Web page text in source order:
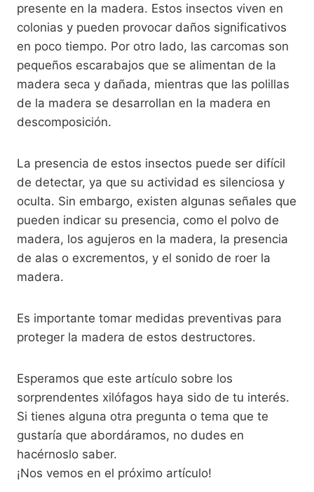
presente en la madera. Estos insectos viven en
colonias y pueden provocar daños significativos
en poco tiempo. Por otro lado, las carcomas son
pequeños escarabajos que se alimentan de la
madera seca y dañada, mientras que las polillas
de la madera se desarrollan en la madera en
descomposición.
La presencia de estos insectos puede ser difícil
de detectar, ya que su actividad es silenciosa y
oculta. Sin embargo, existen algunas señales que
pueden indicar su presencia, como el polvo de
madera, los agujeros en la madera, la presencia
de alas o excrementos, y el sonido de roer la
madera.
Es importante tomar medidas preventivas para
proteger la madera de estos destructores.
Esperamos que este artículo sobre los
sorprendentes xilófagos haya sido de tu interés.
Si tienes alguna otra pregunta o tema que te
gustaría que abordáramos, no dudes en
hacérnoslo saber.
¡Nos vemos en el próximo artículo!